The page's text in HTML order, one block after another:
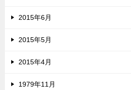
2015年6月
2015年5月
2015年4月
1979年11月